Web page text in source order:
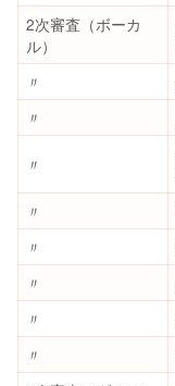
2次審査（ボーカ
ル）
〃
〃
〃
〃
〃
〃
〃
〃